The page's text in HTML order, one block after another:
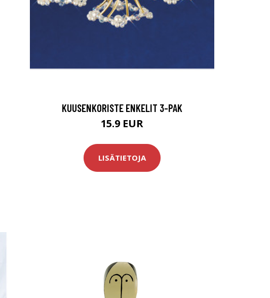
KUUSENKORISTE ENKELIT 3-PAK
15.9 EUR
LISÄTIETOJA